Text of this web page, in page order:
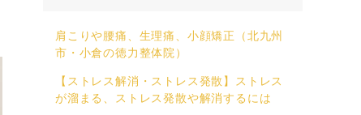
肩こりや腰痛、生理痛、小顔矯正（北九州
市・小倉の徳力整体院）
【ストレス解消・ストレス発散】ストレス
が溜まる、ストレス発散や解消するには